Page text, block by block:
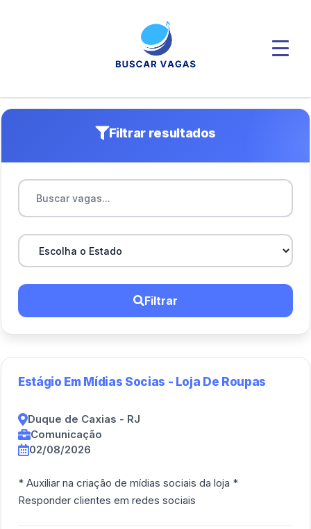
Filtrar resultados
Filtrar
Estágio Em Mídias Socias - Loja De Roupas
Duque de Caxias - RJ
Comunicação
02/08/2026
* Auxiliar na criação de mídias sociais da loja *
Responder clientes em redes sociais